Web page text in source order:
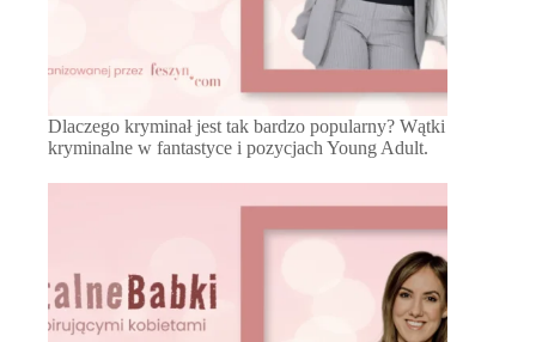
Dlaczego kryminał jest tak bardzo popularny? Wątki
kryminalne w fantastyce i pozycjach Young Adult.